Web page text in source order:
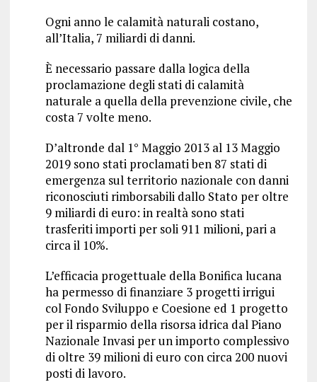
Ogni anno le calamità naturali costano,
all’Italia, 7 miliardi di danni.
È necessario passare dalla logica della
proclamazione degli stati di calamità
naturale a quella della prevenzione civile, che
costa 7 volte meno.
D’altronde dal 1° Maggio 2013 al 13 Maggio
2019 sono stati proclamati ben 87 stati di
emergenza sul territorio nazionale con danni
riconosciuti rimborsabili dallo Stato per oltre
9 miliardi di euro: in realtà sono stati
trasferiti importi per soli 911 milioni, pari a
circa il 10%.
L’efficacia progettuale della Bonifica lucana
ha permesso di finanziare 3 progetti irrigui
col Fondo Sviluppo e Coesione ed 1 progetto
per il risparmio della risorsa idrica dal Piano
Nazionale Invasi per un importo complessivo
di oltre 39 milioni di euro con circa 200 nuovi
posti di lavoro.